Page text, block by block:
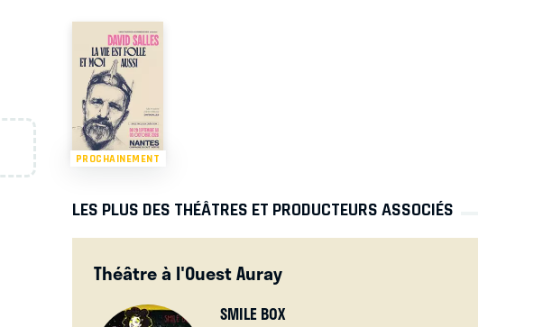
PROCHAINEMENT
LES PLUS DES THÉÂTRES ET PRODUCTEURS ASSOCIÉS
Théâtre à l'Ouest Auray
SMILE BOX